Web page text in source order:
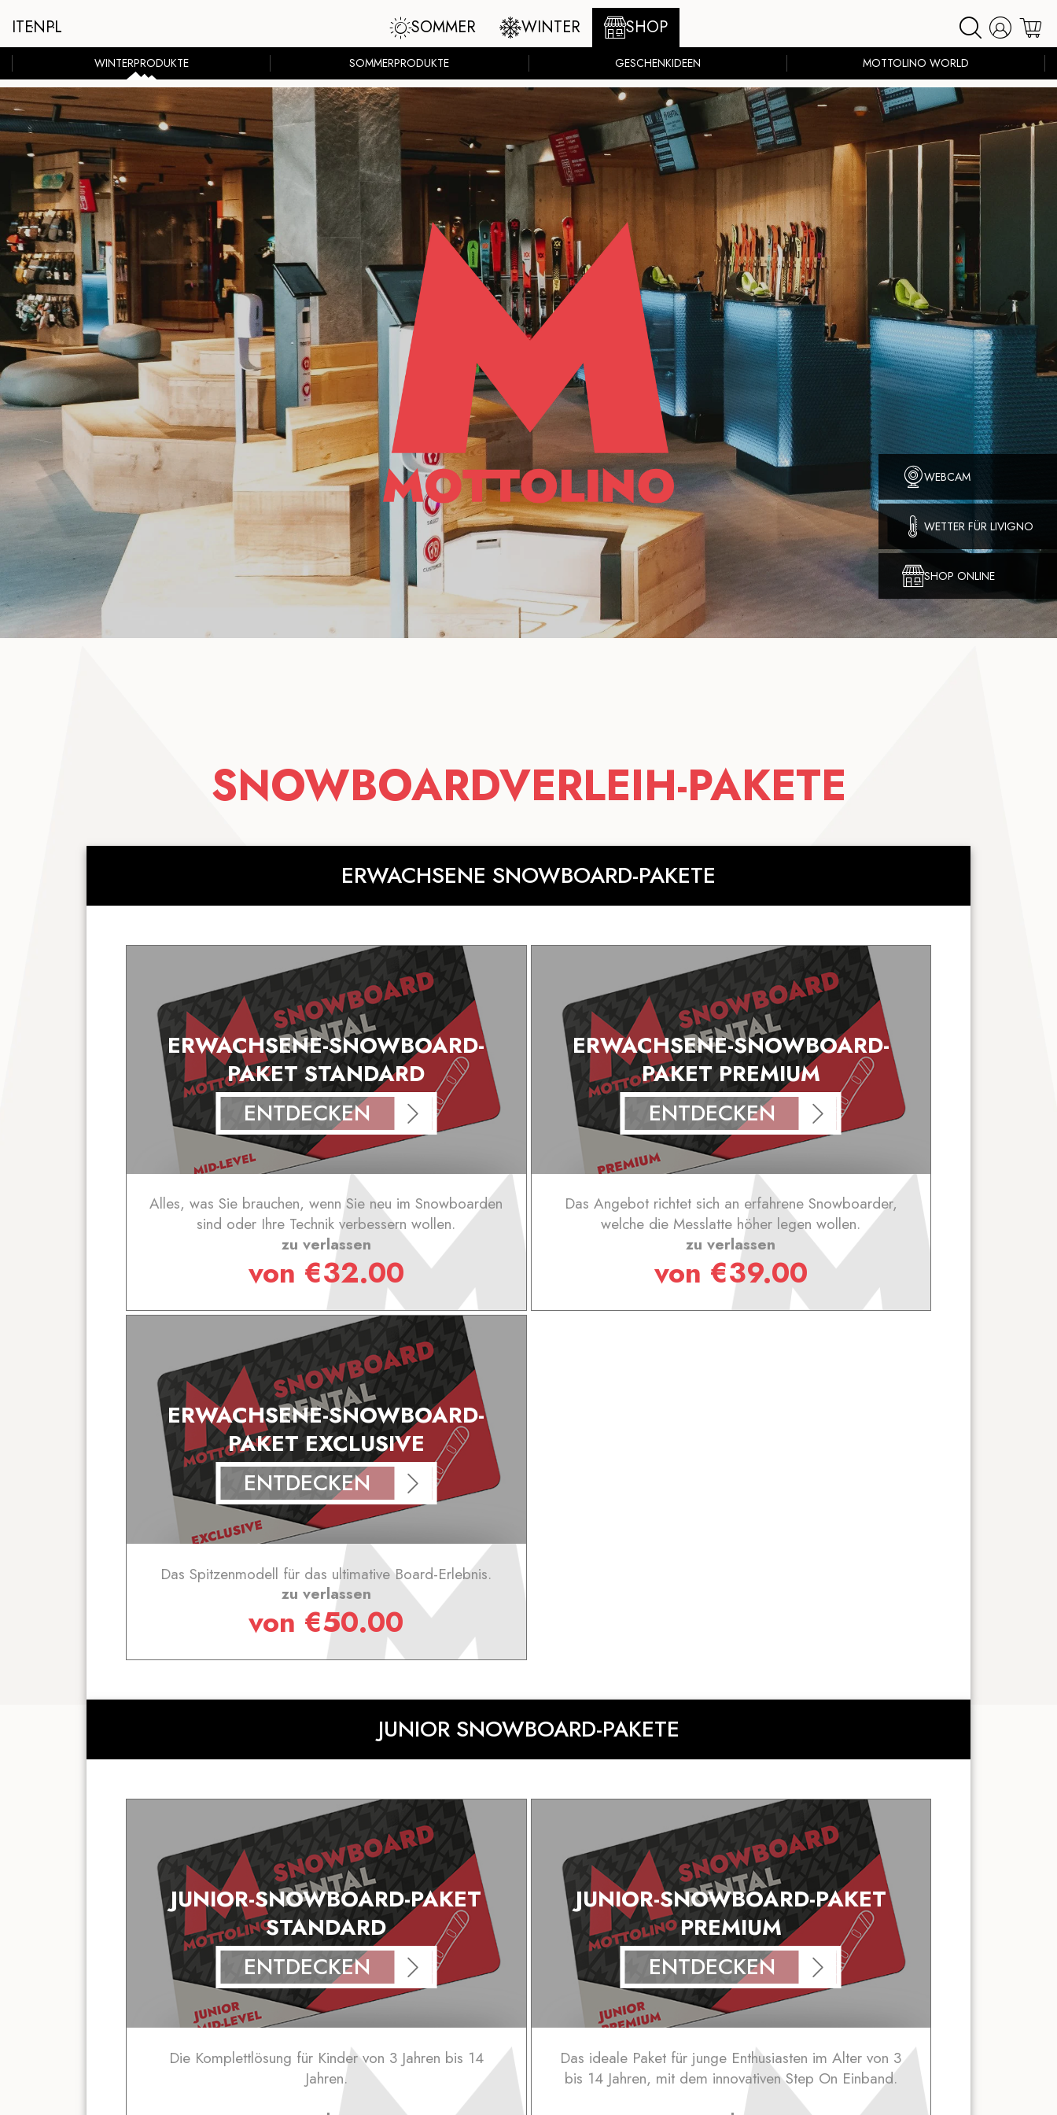
SOMMER WINTER SHOP
ITENPL
WINTERPRODUKTE SOMMERPRODUKTE GESCHENKIDEEN MOTTOLINO WORLD
WEBCAM
WETTER FÜR LIVIGNO
SHOP ONLINE
SNOWBOARDVERLEIH-PAKETE
ERWACHSENE SNOWBOARD-PAKETE
ERWACHSENE-SNOWBOARD-
PAKET STANDARD
ENTDECKEN
Alles, was Sie brauchen, wenn Sie neu im Snowboarden
sind oder Ihre Technik verbessern wollen.
zu verlassen
von €32.00
ERWACHSENE-SNOWBOARD-
PAKET PREMIUM
ENTDECKEN
Das Angebot richtet sich an erfahrene Snowboarder,
welche die Messlatte höher legen wollen.
zu verlassen
von €39.00
ERWACHSENE-SNOWBOARD-
PAKET EXCLUSIVE
ENTDECKEN
Das Spitzenmodell für das ultimative Board-Erlebnis.
zu verlassen
von €50.00
JUNIOR SNOWBOARD-PAKETE
JUNIOR-SNOWBOARD-PAKET
STANDARD
ENTDECKEN
Die Komplettlösung für Kinder von 3 Jahren bis 14
Jahren.
JUNIOR-SNOWBOARD-PAKET
PREMIUM
ENTDECKEN
Das ideale Paket für junge Enthusiasten im Alter von 3
bis 14 Jahren, mit dem innovativen Step On Einband.